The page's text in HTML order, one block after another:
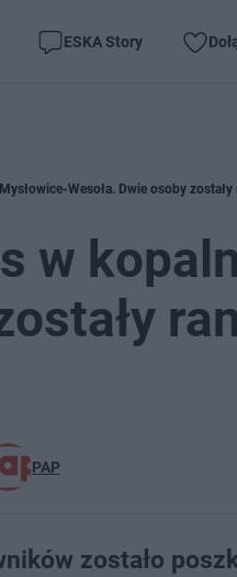
ESKA Story
Wesoła. Dwie osoby zostały
w
PAP
zostało